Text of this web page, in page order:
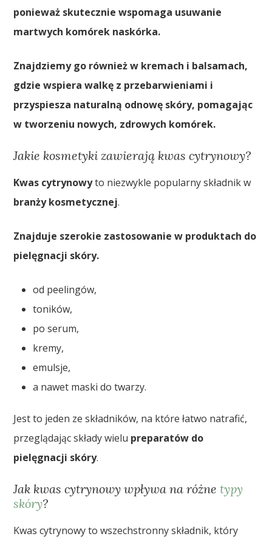
ponieważ skutecznie wspomaga usuwanie
martwych komórek naskórka.
Znajdziemy go również w kremach i balsamach,
gdzie wspiera walkę z przebarwieniami i
przyspiesza naturalną odnowę skóry, pomagając
w tworzeniu nowych, zdrowych komórek.
Jakie kosmetyki zawierają kwas cytrynowy?
Kwas cytrynowyto niezwykle popularny składnik w
branży kosmetycznej.
Znajduje szerokie zastosowanie w produktach do
pielęgnacji skóry.
od peelingów,
toników,
po serum,
kremy,
emulsje,
a nawet maski do twarzy.
Jest to jeden ze składników, na które łatwo natrafić,
przeglądając składy wielu preparatów do
pielęgnacji skóry.
Jak kwas cytrynowy wpływa na różnetypy
skóry?
Kwas cytrynowy to wszechstronny składnik, który